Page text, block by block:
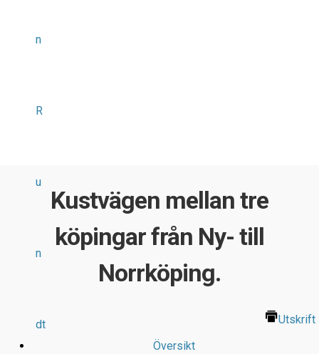
n
R
u
n
dt
Kustvägen mellan tre
köpingar från Ny- till
Norrköping.
Utskrift
Översikt